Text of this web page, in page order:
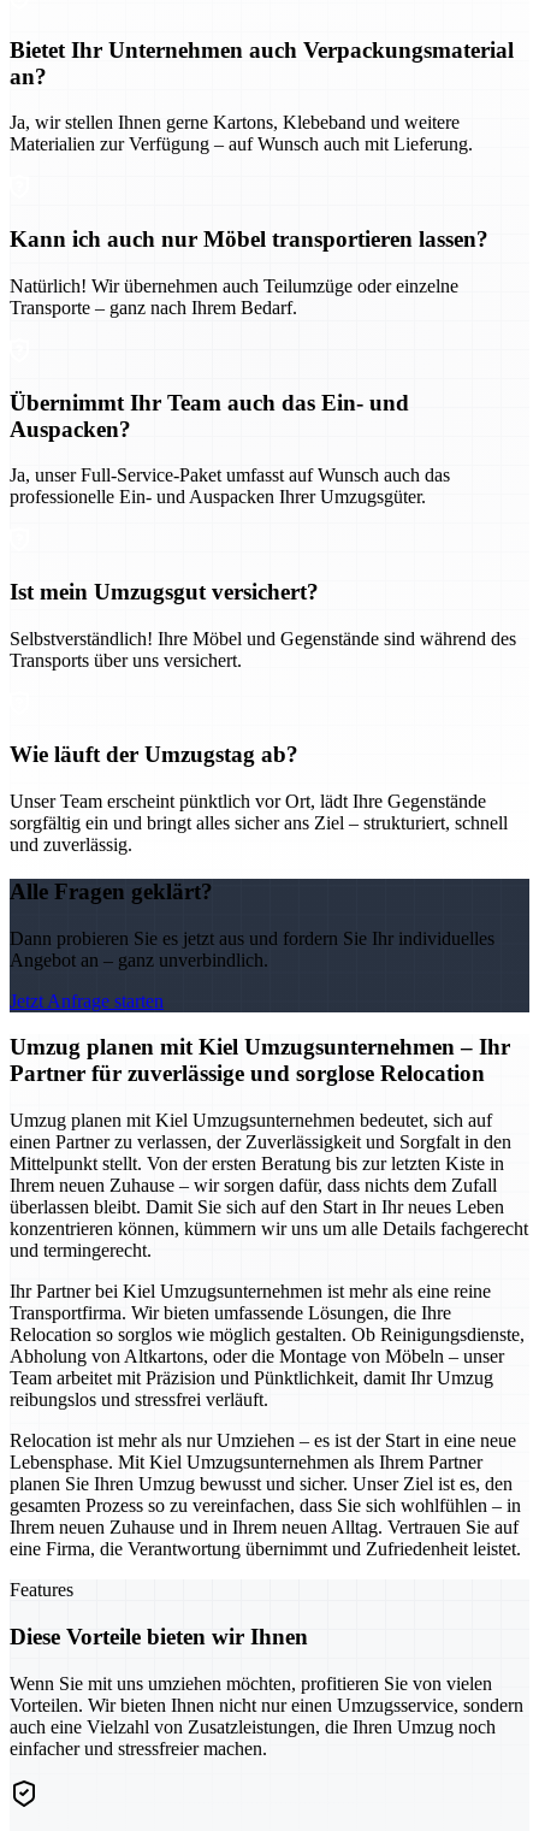
Bietet Ihr Unternehmen auch Verpackungsmaterial
an?
Ja, wir stellen Ihnen gerne Kartons, Klebeband und weitere
Materialien zur Verfügung – auf Wunsch auch mit Lieferung.
Kann ich auch nur Möbel transportieren lassen?
Natürlich! Wir übernehmen auch Teilumzüge oder einzelne
Transporte – ganz nach Ihrem Bedarf.
Übernimmt Ihr Team auch das Ein- und
Auspacken?
Ja, unser Full-Service-Paket umfasst auf Wunsch auch das
professionelle Ein- und Auspacken Ihrer Umzugsgüter.
Ist mein Umzugsgut versichert?
Selbstverständlich! Ihre Möbel und Gegenstände sind während des
Transports über uns versichert.
Wie läuft der Umzugstag ab?
Unser Team erscheint pünktlich vor Ort, lädt Ihre Gegenstände
sorgfältig ein und bringt alles sicher ans Ziel – strukturiert, schnell
und zuverlässig.
Alle Fragen geklärt?
Dann probieren Sie es jetzt aus und fordern Sie Ihr individuelles
Angebot an – ganz unverbindlich.
Jetzt Anfrage starten
Umzug planen mit Kiel Umzugsunternehmen – Ihr
Partner für zuverlässige und sorglose Relocation
Umzug planen mit Kiel Umzugsunternehmen bedeutet, sich auf
einen Partner zu verlassen, der Zuverlässigkeit und Sorgfalt in den
Mittelpunkt stellt. Von der ersten Beratung bis zur letzten Kiste in
Ihrem neuen Zuhause – wir sorgen dafür, dass nichts dem Zufall
überlassen bleibt. Damit Sie sich auf den Start in Ihr neues Leben
konzentrieren können, kümmern wir uns um alle Details fachgerecht
und termingerecht.
Ihr Partner bei Kiel Umzugsunternehmen ist mehr als eine reine
Transportfirma. Wir bieten umfassende Lösungen, die Ihre
Relocation so sorglos wie möglich gestalten. Ob Reinigungsdienste,
Abholung von Altkartons, oder die Montage von Möbeln – unser
Team arbeitet mit Präzision und Pünktlichkeit, damit Ihr Umzug
reibungslos und stressfrei verläuft.
Relocation ist mehr als nur Umziehen – es ist der Start in eine neue
Lebensphase. Mit Kiel Umzugsunternehmen als Ihrem Partner
planen Sie Ihren Umzug bewusst und sicher. Unser Ziel ist es, den
gesamten Prozess so zu vereinfachen, dass Sie sich wohlfühlen – in
Ihrem neuen Zuhause und in Ihrem neuen Alltag. Vertrauen Sie auf
eine Firma, die Verantwortung übernimmt und Zufriedenheit leistet.
Features
Diese Vorteile bieten wir Ihnen
Wenn Sie mit uns umziehen möchten, profitieren Sie von vielen
Vorteilen. Wir bieten Ihnen nicht nur einen Umzugsservice, sondern
auch eine Vielzahl von Zusatzleistungen, die Ihren Umzug noch
einfacher und stressfreier machen.